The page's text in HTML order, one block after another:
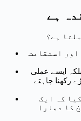
ہے
ہے؟
اور استقامت
ایسے عملی
رکھنا چاہتے
کہ ایک
کا دھارا